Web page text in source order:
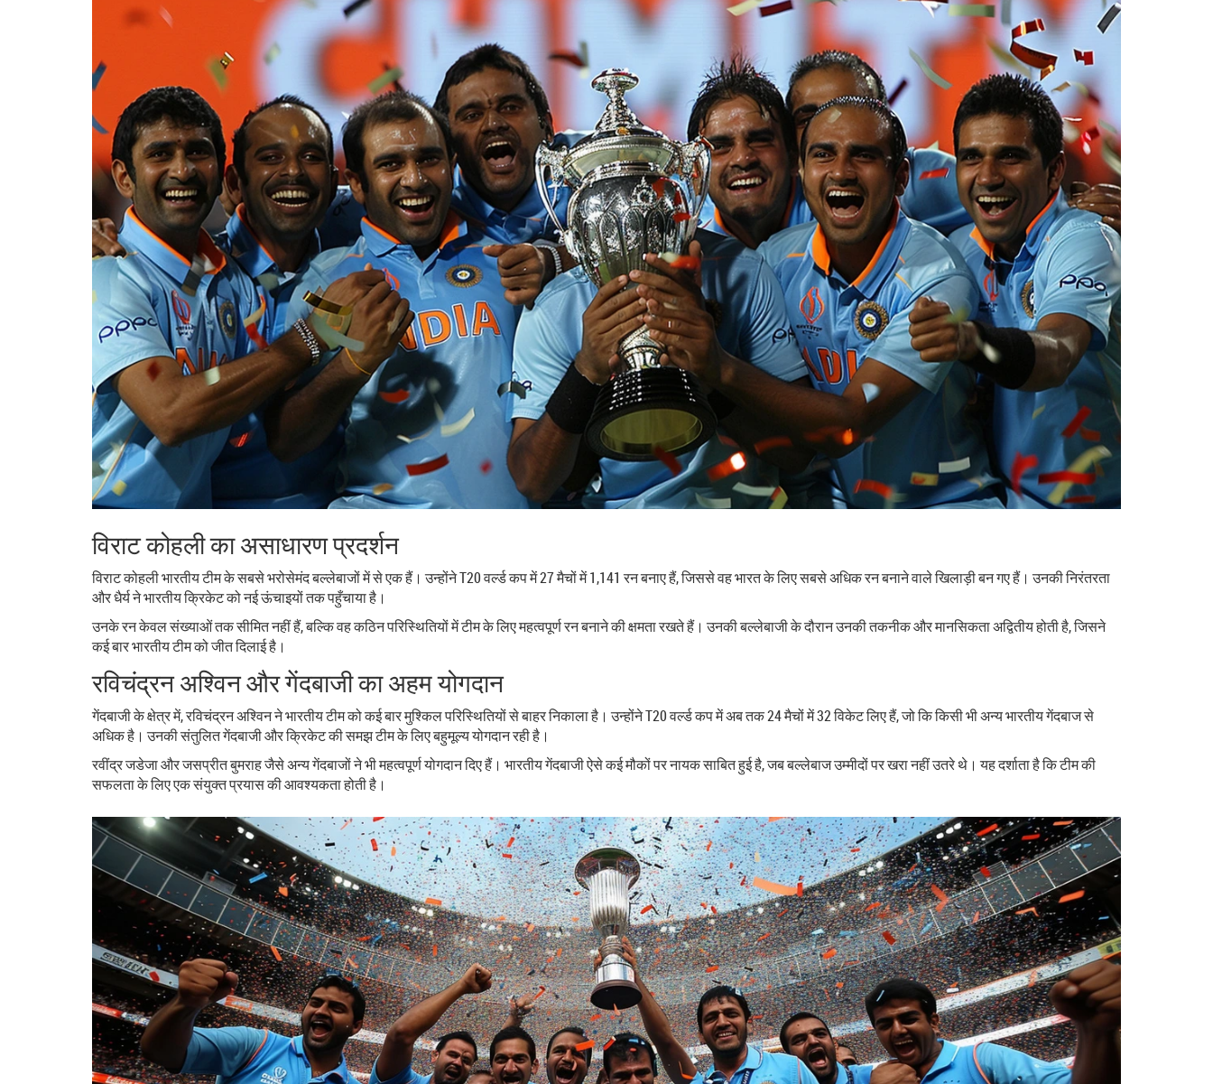
विराट कोहली का असाधारण प्रदर्शन
विराट कोहली भारतीय टीम के सबसे भरोसेमंद बल्लेबाजों में से एक हैं। उन्होंने T20 वर्ल्ड कप में 27 मैचों में 1,141 रन बनाए हैं, जिससे वह भारत के लिए सबसे अधिक रन बनाने वाले खिलाड़ी बन गए हैं। उनकी निरंतरता
और धैर्य ने भारतीय क्रिकेट को नई ऊंचाइयों तक पहुँचाया है।
उनके रन केवल संख्याओं तक सीमित नहीं हैं, बल्कि वह कठिन परिस्थितियों में टीम के लिए महत्वपूर्ण रन बनाने की क्षमता रखते हैं। उनकी बल्लेबाजी के दौरान उनकी तकनीक और मानसिकता अद्वितीय होती है, जिसने
कई बार भारतीय टीम को जीत दिलाई है।
रविचंद्रन अश्विन और गेंदबाजी का अहम योगदान
गेंदबाजी के क्षेत्र में, रविचंद्रन अश्विन ने भारतीय टीम को कई बार मुश्किल परिस्थितियों से बाहर निकाला है। उन्होंने T20 वर्ल्ड कप में अब तक 24 मैचों में 32 विकेट लिए हैं, जो कि किसी भी अन्य भारतीय गेंदबाज से
अधिक है। उनकी संतुलित गेंदबाजी और क्रिकेट की समझ टीम के लिए बहुमूल्य योगदान रही है।
रवींद्र जडेजा और जसप्रीत बुमराह जैसे अन्य गेंदबाजों ने भी महत्वपूर्ण योगदान दिए हैं। भारतीय गेंदबाजी ऐसे कई मौकों पर नायक साबित हुई है, जब बल्लेबाज उम्मीदों पर खरा नहीं उतरे थे। यह दर्शाता है कि टीम की
सफलता के लिए एक संयुक्त प्रयास की आवश्यकता होती है।